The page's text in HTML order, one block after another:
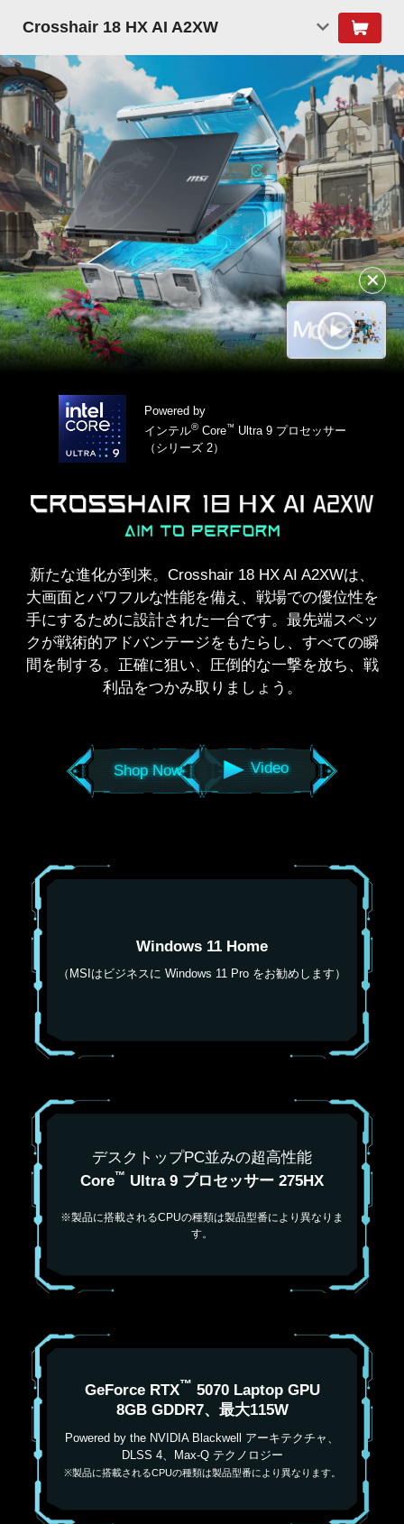
Crosshair 18 HX AI A2XW
Powered by
インテル®Core™ Ultra 9 プロセッサー
（シリーズ 2）
新たな進化が到来。Crosshair 18 HX AI A2XWは、
大画面とパワフルな性能を備え、戦場での優位性を
手にするために設計された一台です。最先端スペッ
クが戦術的アドバンテージをもたらし、すべての瞬
間を制する。正確に狙い、圧倒的な一撃を放ち、戦
利品をつかみ取りましょう。
Shop Now Video
✕
Windows 11 Home
（MSIはビジネスに Windows 11 Pro をお勧めします）
デスクトップPC並みの超高性能
Core™ Ultra 9 プロセッサー 275HX
※製品に搭載されるCPUの種類は製品型番により異なりま
す。
GeForce RTX™ 5070 Laptop GPU
8GB GDDR7、最大115W
Powered by the NVIDIA Blackwell アーキテクチャ、
DLSS 4、Max-Q テクノロジー
※製品に搭載されるCPUの種類は製品型番により異なります。